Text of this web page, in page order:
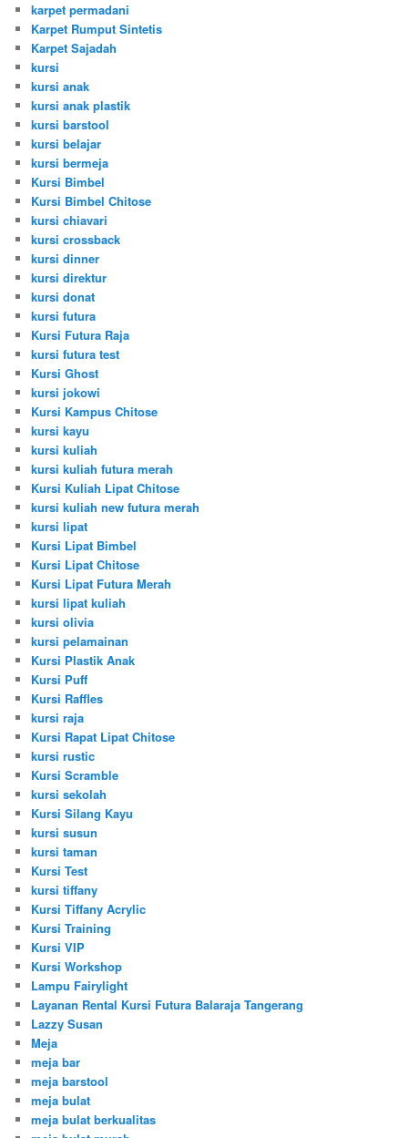
karpet permadani
Karpet Rumput Sintetis
Karpet Sajadah
kursi
kursi anak
kursi anak plastik
kursi barstool
kursi belajar
kursi bermeja
Kursi Bimbel
Kursi Bimbel Chitose
kursi chiavari
kursi crossback
kursi dinner
kursi direktur
kursi donat
kursi futura
Kursi Futura Raja
kursi futura test
Kursi Ghost
kursi jokowi
Kursi Kampus Chitose
kursi kayu
kursi kuliah
kursi kuliah futura merah
Kursi Kuliah Lipat Chitose
kursi kuliah new futura merah
kursi lipat
Kursi Lipat Bimbel
Kursi Lipat Chitose
Kursi Lipat Futura Merah
kursi lipat kuliah
kursi olivia
kursi pelamainan
Kursi Plastik Anak
Kursi Puff
Kursi Raffles
kursi raja
Kursi Rapat Lipat Chitose
kursi rustic
Kursi Scramble
kursi sekolah
Kursi Silang Kayu
kursi susun
kursi taman
Kursi Test
kursi tiffany
Kursi Tiffany Acrylic
Kursi Training
Kursi VIP
Kursi Workshop
Lampu Fairylight
Layanan Rental Kursi Futura Balaraja Tangerang
Lazzy Susan
Meja
meja bar
meja barstool
meja bulat
meja bulat berkualitas